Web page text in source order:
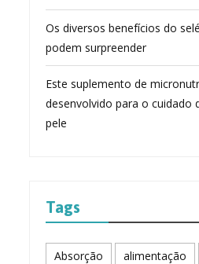
Os diversos benefícios do
podem surpreender
Este suplemento de
desenvolvido para o cuidado
pele
Tags
Absorção alimentação